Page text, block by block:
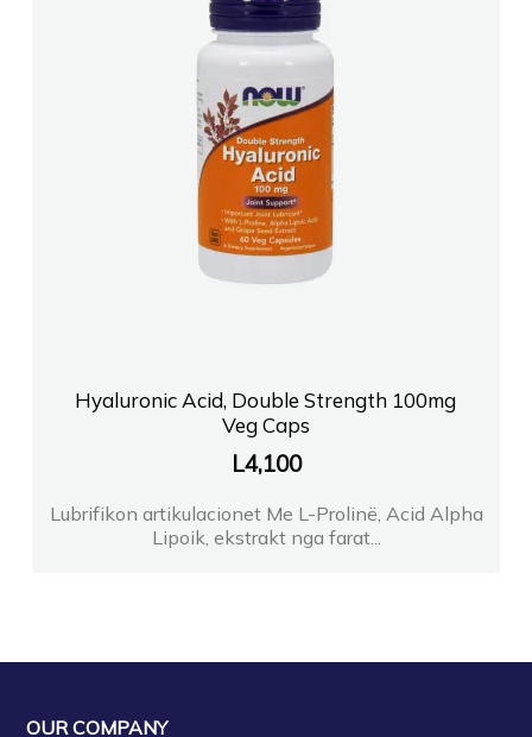
Hyaluronic Acid, Double Strength 100mg
Veg Caps
L4,100
Lubrifikon artikulacionet Me L-Prolinë, Acid Alpha
Lipoik, ekstrakt nga farat...
OUR COMPANY